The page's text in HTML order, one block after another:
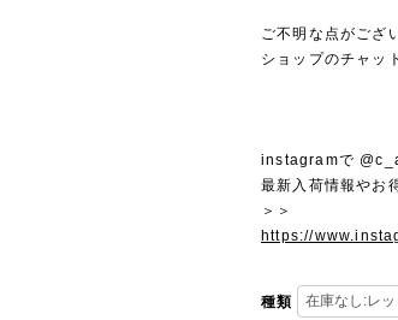
ご不明な点がござ
ショップのチャッ
instagramで
最新入荷情報やお
＞＞
https://
種類